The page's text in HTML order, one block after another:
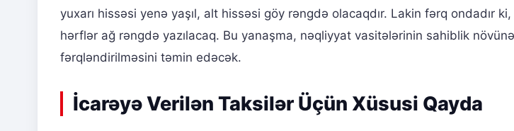
yuxarı hissəsi yenə yaşıl, alt hissəsi göy rəngdə olacaqdır. Lakin fərq ondadır
hərflər ağ rəngdə yazılacaq. Bu yanaşma, nəqliyyat vasitələrinin sahiblik
fərqləndirilməsini təmin edəcək.
İcarəyə Verilən Taksilər Üçün Xüsusi Qayda